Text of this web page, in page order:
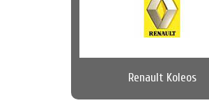
Renault Koleos